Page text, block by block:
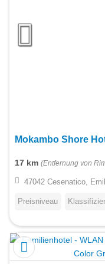
Mokambo Shore
17 km (Entfernung von
47042 Cesenatico,
Preisniveau